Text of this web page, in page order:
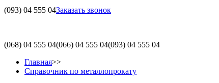
(093) 04 555 04Заказать звонок
(068) 04 555 04(066) 04 555 04(093) 04 555 04
Главная>>
Справочник по металлопрокату